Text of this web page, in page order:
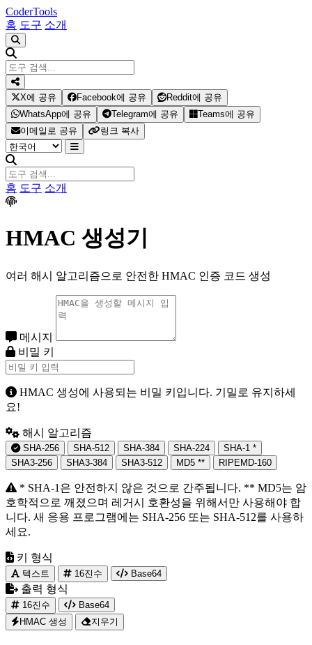
CoderTools
홈 도구 소개
X에 공유 Facebook에 공유
Reddit에 공유
WhatsApp에 공유
Telegram에 공유
Teams에 공유
이메일로 공유
링크 복사
홈 도구 소개
HMAC 생성기
여러 해시 알고리즘으로 안전한 HMAC 인증 코드 생성
메시지
비밀 키
HMAC 생성에 사용되는 비밀 키입니다. 기밀로 유지하세
요!
해시 알고리즘
SHA-256 SHA-512 SHA-384 SHA-224 SHA-1 *
SHA3-256
SHA3-384 SHA3-512 MD5 ** RIPEMD-160
* SHA-1은 안전하지 않은 것으로 간주됩니다. ** MD5는 암
호학적으로 깨졌으며 레거시 호환성을 위해서만 사용해야 합
니다. 새 응용 프로그램에는 SHA-256 또는 SHA-512를 사용하
세요.
키 형식
텍스트 16진수 Base64
출력 형식
16진수
Base64
HMAC 생성
지우기